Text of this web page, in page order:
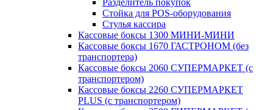
Разделитель покупок
Стойка для POS-оборудования
Стулья кассира
Кассовые боксы 1300 МИНИ-МИНИ
Кассовые боксы 1670 ГАСТРОНОМ (без
транспортера)
Кассовые боксы 2060 СУПЕРМАРКЕТ (с
транспортером)
Кассовые боксы 2260 СУПЕРМАРКЕТ
PLUS (с транспортером)